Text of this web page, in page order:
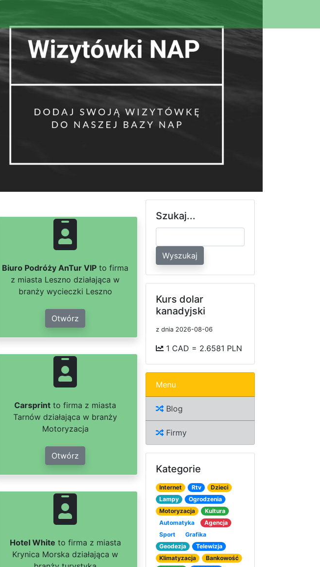
Biuro Podróży AnTur VIP to firma
z miasta Leszno działająca w
branży wycieczki Leszno
Otwórz
Carsprint to firma z miasta
Tarnów działająca w branży
Motoryzacja
Otwórz
Hotel White to firma z miasta
Krynica Morska działająca w
Szukaj...
Wyszukaj
Kurs dolar
kanadyjski
z dnia 2026-08-06
1 CAD = 2.6581 PLN
Menu
Blog
Firmy
Kategorie
Internet Rtv
Dzieci
Lampy
Ogrodzenia
Motoryzacja
Kultura
Automatyka
Agencja
Sport
Grafika
Geodezja
Telewizja
Klimatyzacja
Bankowość